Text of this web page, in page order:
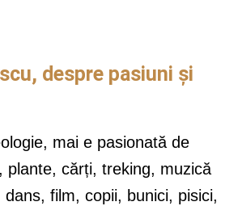
despre pasiuni și
mai e pasionată de
plante, cărți, treking, muzică
film, copii, bunici, pisici,